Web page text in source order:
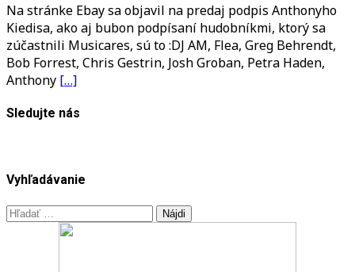
ANTHONYHO
KIEDISA
NA
PREDAJ
Na stránke Ebay sa objavil na predaj podpis Anthonyho
Kiedisa, ako aj bubon podpísaní hudobníkmi, ktorý sa
zúčastnili Musicares, sú to :DJ AM, Flea, Greg Behrendt,
Bob Forrest, Chris Gestrin, Josh Groban, Petra Haden,
Anthony […]
Sledujte nás
Vyhľadávanie
Hľadať: